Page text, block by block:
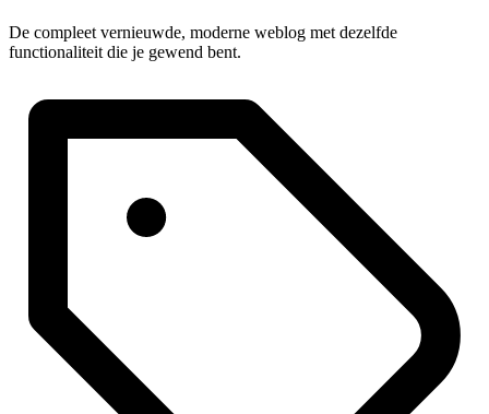
De compleet vernieuwde, moderne weblog met dezelfde
functionaliteit die je gewend bent.